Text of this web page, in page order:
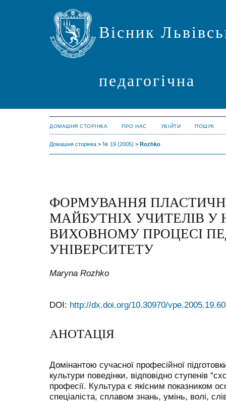
Вісник
педагогічна
ДОМАШНЯ СТОРІНКА ПРО НАС УВІЙТИ ПОШУК
Домашня сторінка > № 19 (2005) > Rozhko
ФОРМУВАННЯ
МАЙБУТНІХ УЧИТЕЛІВ У
ВИХОВНОМУ ПРОЦЕСІ
УНІВЕРСИТЕТУ
Maryna Rozhko
DOI: http://dx.doi.org/10.30970/
АНОТАЦІЯ
Домінантою сучасної професійної
культури поведінки, відповідно ступенів
професії. Культура є якісним показником
спеціаліста, сплавом знань, умінь, волі,